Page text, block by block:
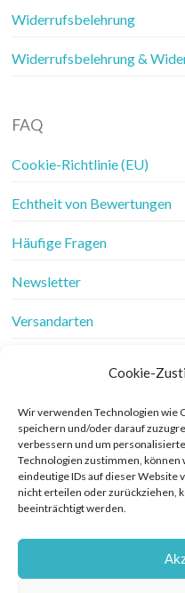
Cookie-
Wir verwenden Technologien wie
speichern und/oder darauf
verbessern und um
Technologien zustimmen, können
eindeutige IDs auf dieser Website
nicht erteilen oder zurückziehen,
beeinträchtigt werden.
Widerrufsbelehrung
Widerrufsbelehrung &
FAQ
Cookie-Richtlinie (EU)
Echtheit von Bewertungen
Häufige Fragen
Newsletter
Versandarten
Werbung
Widerrufsbelehrung
Zahlungsarten